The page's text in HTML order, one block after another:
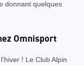
donnant quelques
Omnisport
! Le Club Alpin